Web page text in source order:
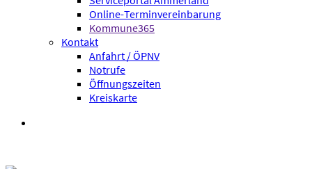
Online-Terminvereinbarung
Kommune365
Kontakt
Anfahrt / ÖPNV
Notrufe
Öffnungszeiten
Kreiskarte